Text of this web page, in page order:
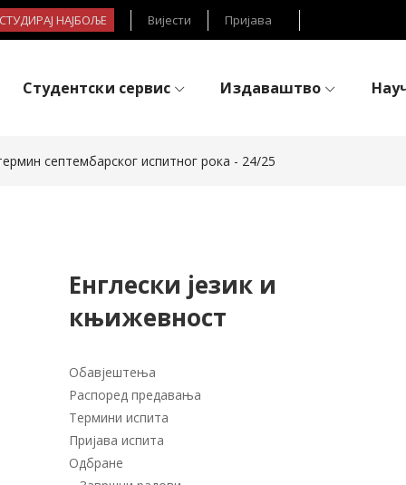
НАЈБОЉЕ Вијести Пријава
Студентски сервис Издаваштво
септембарског испитног рока - 24/25
Енглески језик и
књижевност
Обавјештења
Распоред предавања
Термини испита
Пријава испита
Одбране